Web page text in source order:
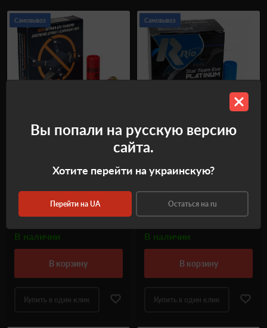
Самовывоз
кал. 12/70 дробь № 3 (3,5
Код
49.0
В наличии
в корзину
Купить в один клик
Самовывоз
Platinum кал. 12/70 дробь
нач. скорость 380 м/с
864.0₴
В наличии
в корзину
Купить в один клик
Вы попали на русскую версию
сайта.
Хотите перейти на украинскую?
Перейти на UA Остаться на ru